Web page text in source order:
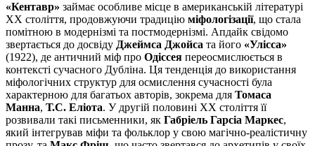
«Кентавр» займає особливе місце в американській літературі
XX століття, продовжуючи традицію міфологізації, що стала
помітною в модернізмі та постмодернізмі. Апдайк свідомо
звертається до досвіду Джеймса Джойса та його «Улісса»
(1922), де античний міф про Одіссея переосмислюється в
контексті сучасного Дубліна. Ця тенденція до використання
міфологічних структур для осмислення сучасності була
характерною для багатьох авторів, зокрема для Томаса
Манна, Т.С. Еліота. У другій половині XX століття її
розвивали такі письменники, як Габріель Гарсіа Маркес,
який інтегрував міфи та фольклор у свою магічно-реалістичну